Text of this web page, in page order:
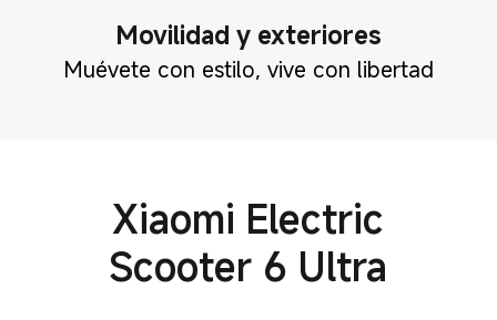
Movilidad y exteriores
Muévete con estilo, vive con libertad
Xiaomi Electric
Scooter 6 Ultra